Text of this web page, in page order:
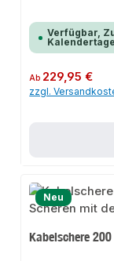
Verfügbar,
Regulärer Preis:
Ab 229,95 €
zzgl.
Neu
Kabelschere